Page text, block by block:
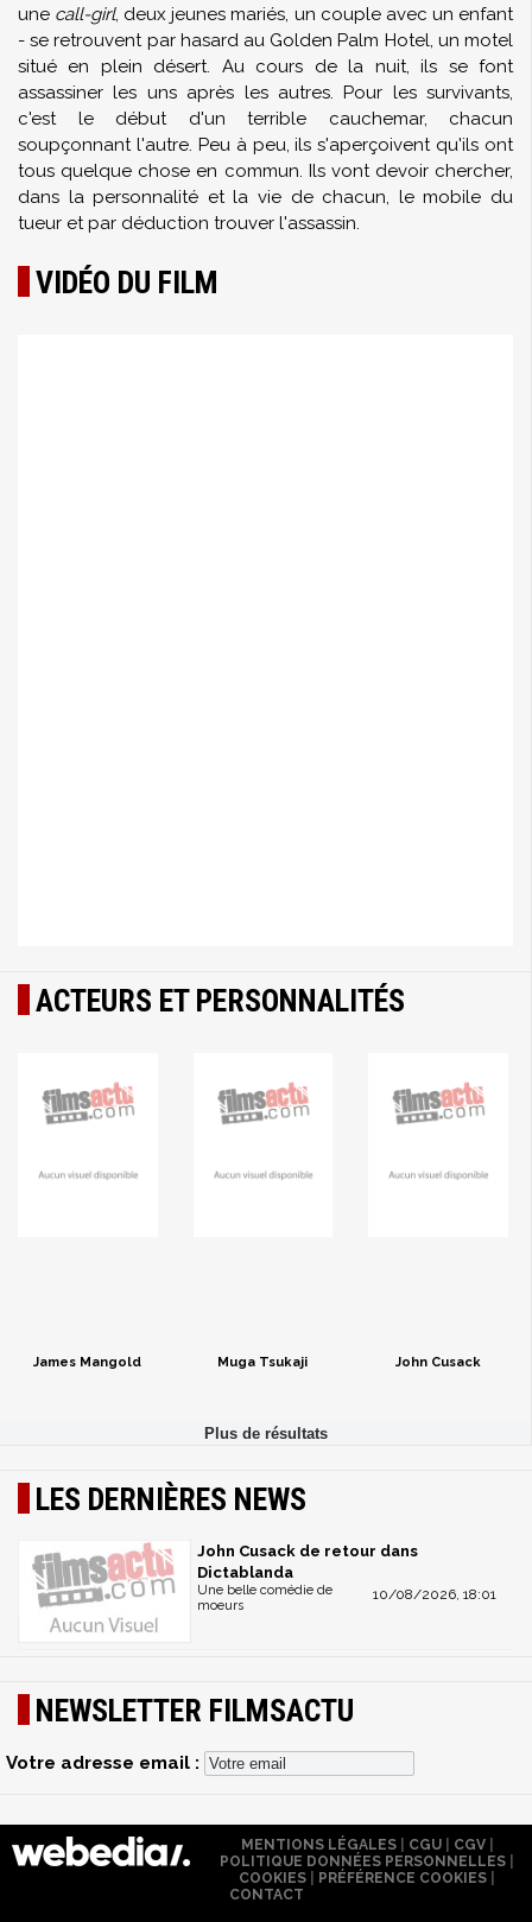
une call-girl, deux jeunes mariés, un couple avec un enfant
- se retrouvent par hasard au Golden Palm Hotel, un motel
situé en plein désert. Au cours de la nuit, ils se font
assassiner les uns après les autres. Pour les survivants,
c'est le début d'un terrible cauchemar, chacun
soupçonnant l'autre. Peu à peu, ils s'aperçoivent qu'ils ont
tous quelque chose en commun. Ils vont devoir chercher,
dans la personnalité et la vie de chacun, le mobile du
tueur et par déduction trouver l'assassin.
VIDÉO DU FILM
ACTEURS ET PERSONNALITÉS
James Mangold Muga Tsukaji John Cusack
LES DERNIÈRES NEWS
John Cusack de retour dans
Dictablanda
10/08/2026, 18:01
Une belle comédie de
moeurs
NEWSLETTER FILMSACTU
Votre adresse email :
MENTIONS LÉGALES| CGU| CGV|
POLITIQUE DONNÉES PERSONNELLES
COOKIES
PRÉFÉRENCE COOKIES
CONTACT